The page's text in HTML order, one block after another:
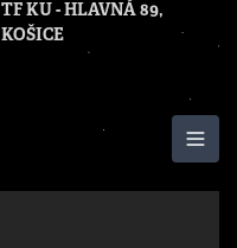
TF KU - HLAVNÁ 89,
KOŠICE